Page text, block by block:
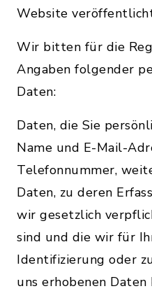
Website
Wir bitten für die
Angaben folgender
Daten:
Daten, die Sie
Name und E-Mail-
Telefonnummer,
Daten, zu deren
wir gesetzlich
sind und die wir für
Identifizierung oder
uns erhobenen